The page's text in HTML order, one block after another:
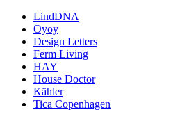
LindDNA
Oyoy
Design Letters
Ferm Living
HAY
House Doctor
Kähler
Tica Copenhagen